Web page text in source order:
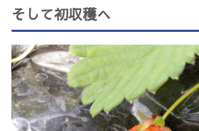
そして初収穫へ